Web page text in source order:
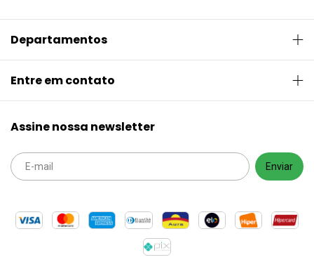
Departamentos
Entre em contato
Assine nossa newsletter